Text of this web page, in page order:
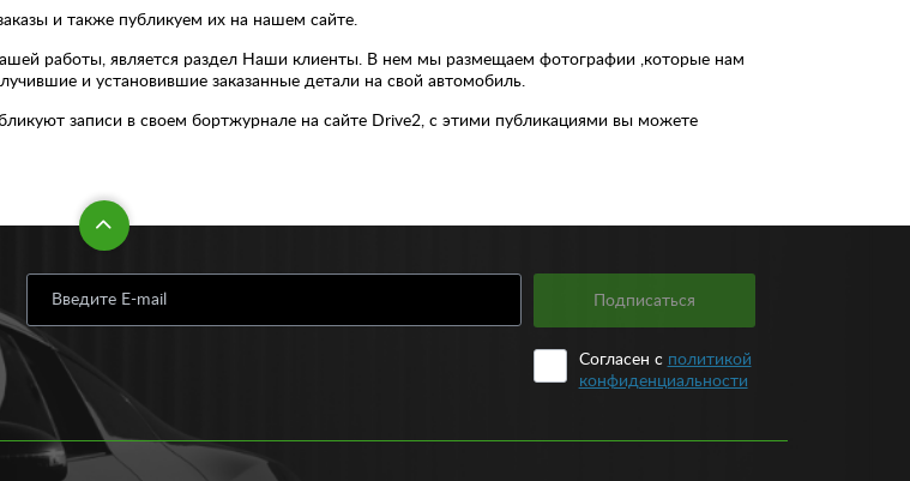
и также публикуем их на нашем сайте.
работы, является раздел Наши клиенты. В нем мы размещаем фотографии ,которые нам
и установившие заказанные детали на свой автомобиль.
записи в своем бортжурнале на сайте Drive2, с этими публикациями вы можете
Подписаться
Согласен с политикой
конфиденциальности